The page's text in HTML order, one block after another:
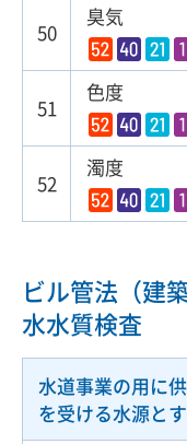
50
臭気
51
色度
52
濁度
ビル管法（建
水水質検査
水道事業の用に
を受ける水源と